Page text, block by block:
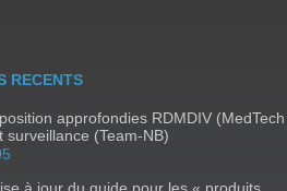
RECENTS
approfondies RDMDIV (MedTech
surveillance (Team-NB)
à jour du guide pour les « produits